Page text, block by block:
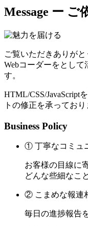
Message ー ご
ご覧いただきありがと
Webコーダーをとして
す。
HTML/CSS/JavaScript
トの修正を承っており
Business Policy
① 丁寧なコミュ
お客様の目線に
どんな些細なこ
② こまめな報連
毎日の進捗報告